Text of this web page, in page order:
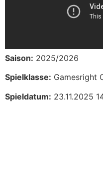
Saison: 2025/2026
Spielklasse: Gamesright
Spieldatum: 23.11.2025